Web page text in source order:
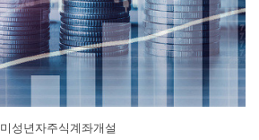
미성년자주식계좌개설